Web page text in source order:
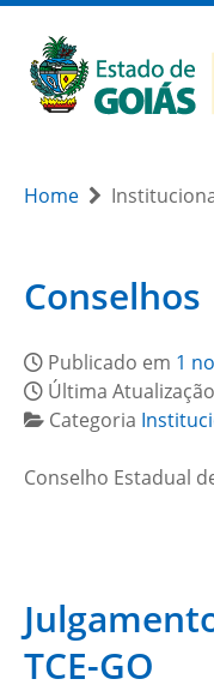
Home
Conselhos
Publicado em 1
Última
Categoria
Conselho Estadual
TCE-GO